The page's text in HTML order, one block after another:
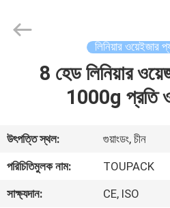
আমাদের
সম্পর্কে
লিনিয়ার ওয়েইজার
8 হেড লিনিয়ার
1000g প্রতি
উৎপত্তি স্থল:
গুয়াংডং, চীন
পরিচিতিমুলক নাম:
TOUPACK
সাক্ষ্যদান:
CE, ISO